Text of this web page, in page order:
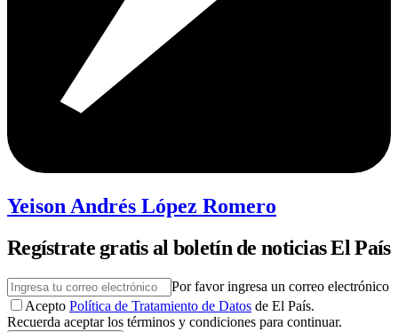
Yeison Andrés López Romero
Regístrate gratis al boletín de noticias El País
Por favor ingresa un correo electrónico
Acepto Política de Tratamiento de Datos de El País.
Recuerda aceptar los términos y condiciones para continuar.